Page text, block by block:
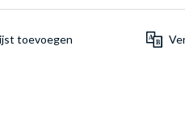
toevoegen